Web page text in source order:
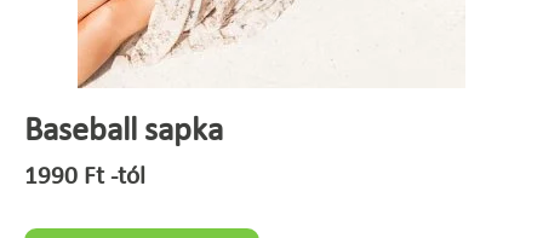
Baseball sapka
1990 Ft-tól